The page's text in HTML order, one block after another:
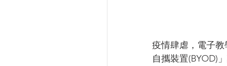
疫情肆虐，電子
自攜裝置(BYOD)